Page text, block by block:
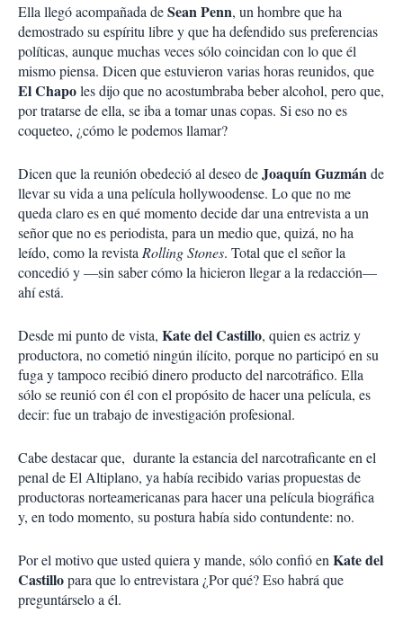
Ella llegó acompañada deSean Penn, un hombre que ha
demostrado su espíritu libre y que ha defendido sus preferencias
políticas, aunque muchas veces sólo coincidan con lo que él
mismo piensa. Dicen que estuvieron varias horas reunidos, que
El Chapoles dijo que no acostumbraba beber alcohol, pero que,
por tratarse de ella, se iba a tomar unas copas. Si eso no es
coqueteo, ¿cómo le podemos llamar?
Dicen que la reunión obedeció al deseo deJoaquín Guzmánde
llevar su vida a una película hollywoodense. Lo que no me
queda claro es en qué momento decide dar una entrevista a un
señor que no es periodista, para un medio que, quizá, no ha
leído, como la revista Rolling Stones. Total que el señor la
concedió y —sin saber cómo la hicieron llegar a la redacción—
ahí está.
Desde mi punto de vista, Kate del Castillo, quien es actriz y
productora, no cometió ningún ilícito, porque no participó en su
fuga y tampoco recibió dinero producto del narcotráfico. Ella
sólo se reunió con él con el propósito de hacer una película, es
decir: fue un trabajo de investigación profesional.
Cabe destacar que, durante la estancia del narcotraficante en el
penal de El Altiplano, ya había recibido varias propuestas de
productoras norteamericanas para hacer una película biográfica
y, en todo momento, su postura había sido contundente: no.
Por el motivo que usted quiera y mande, sólo confió en Kate del
Castillopara que lo entrevistara ¿Por qué? Eso habrá que
preguntárselo a él.